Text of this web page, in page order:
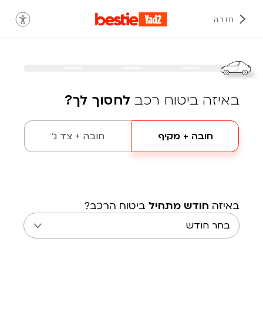
חזרה
באיזה ביטוח רכב לחסוך לך?
חובה + מקיף חובה + צד ג'
באיזה חודש מתחיל ביטוח הרכב?